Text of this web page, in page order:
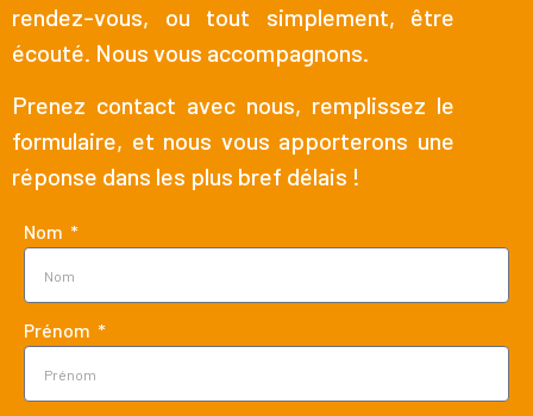
rendez-vous, ou tout simplement, être
écouté. Nous vous accompagnons.
Prenez contact avec nous, remplissez le
formulaire, et nous vous apporterons une
réponse dans les plus bref délais !
Nom
Prénom